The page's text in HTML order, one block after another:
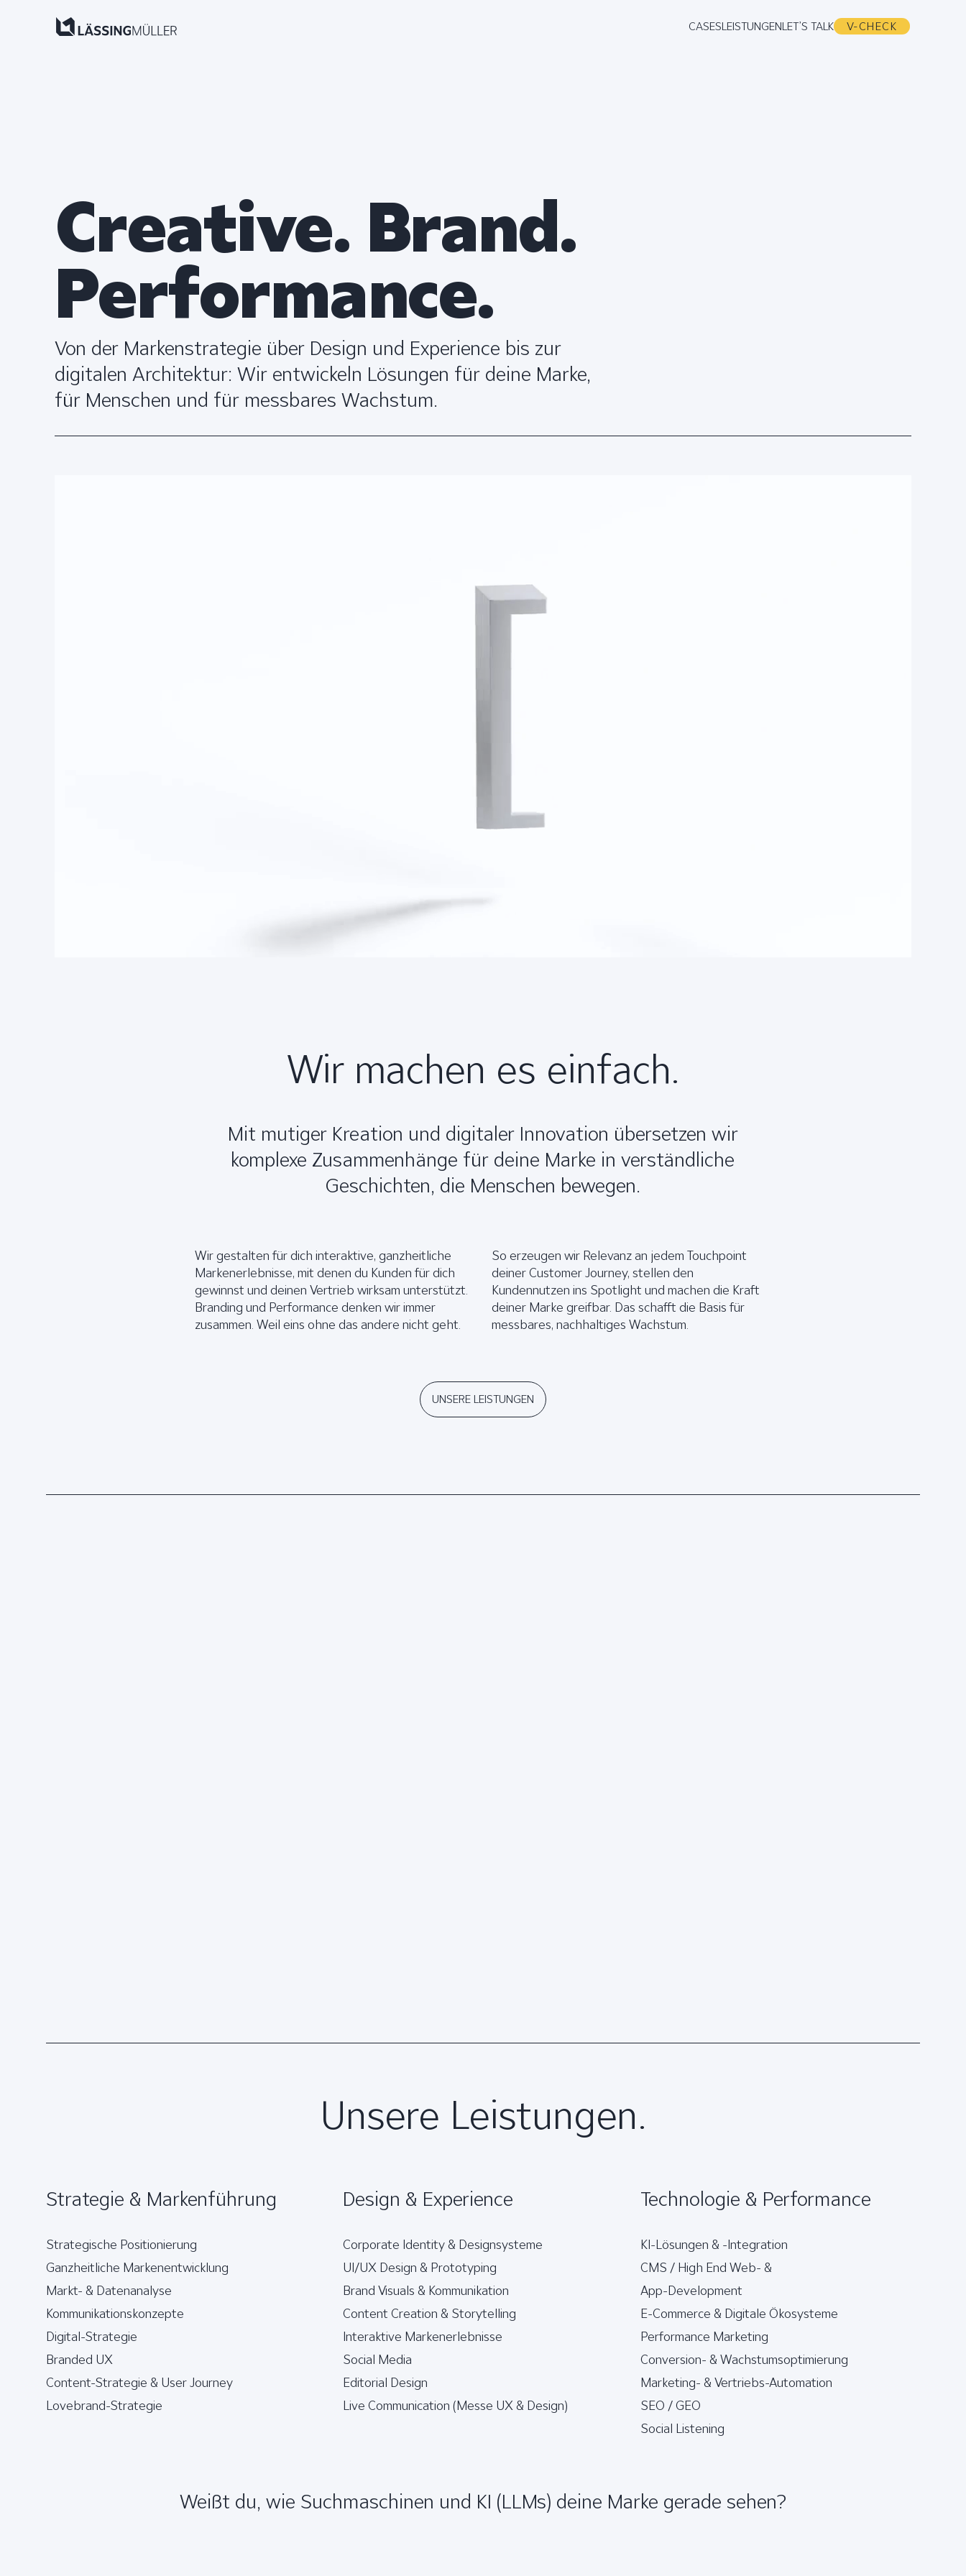
CASESLEISTUNGENLET’S TALK V-CHECK
Creative. Brand.
Performance.
Von der Markenstrategie über Design und Experience bis zur
digitalen Architektur: Wir entwickeln Lösungen für deine Marke,
für Menschen und für messbares Wachstum.
Wir machen es einfach.
Mit mutiger Kreation und digitaler Innovation übersetzen wir
komplexe Zusammenhänge für deine Marke in verständliche
Geschichten, die Menschen bewegen.
Wir gestalten für dich interaktive, ganzheitliche
Markenerlebnisse, mit denen du Kunden für dich
gewinnst und deinen Vertrieb wirksam unterstützt.
Branding und Performance denken wir immer
zusammen. Weil eins ohne das andere nicht geht.
So erzeugen wir Relevanz an jedem Touchpoint
deiner Customer Journey, stellen den
Kundennutzen ins Spotlight und machen die Kraft
deiner Marke greifbar. Das schafft die Basis für
messbares, nachhaltiges Wachstum.
UNSERE LEISTUNGEN
Unsere Leistungen.
Strategie & Markenführung
Strategische Positionierung
Ganzheitliche Markenentwicklung
Markt- & Datenanalyse
Kommunikationskonzepte
Digital-Strategie
Branded UX
Content-Strategie & User Journey
Lovebrand-Strategie
Design & Experience
Corporate Identity & Designsysteme
UI/UX Design & Prototyping
Brand Visuals & Kommunikation
Content Creation & Storytelling
Interaktive Markenerlebnisse
Social Media
Editorial Design
Live Communication (Messe UX & Design)
Technologie & Performance
KI-Lösungen & -Integration
CMS / High End Web- &
App-Development
E-Commerce & Digitale Ökosysteme
Performance Marketing
Conversion- & Wachstumsoptimierung
Marketing- & Vertriebs-Automation
SEO / GEO
Social Listening
Weißt du, wie Suchmaschinen und KI (LLMs) deine Marke gerade sehen?